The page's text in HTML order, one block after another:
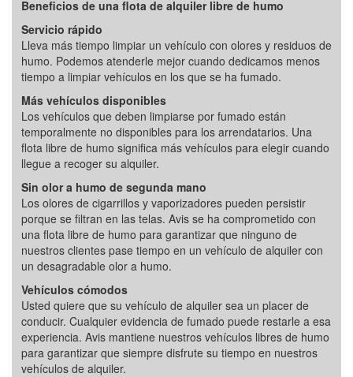
Beneficios de una flota de alquiler libre de humo
Servicio rápido
Lleva más tiempo limpiar un vehículo con olores y residuos de
humo. Podemos atenderle mejor cuando dedicamos menos
tiempo a limpiar vehículos en los que se ha fumado.
Más vehículos disponibles
Los vehículos que deben limpiarse por fumado están
temporalmente no disponibles para los arrendatarios. Una
flota libre de humo significa más vehículos para elegir cuando
llegue a recoger su alquiler.
Sin olor a humo de segunda mano
Los olores de cigarrillos y vaporizadores pueden persistir
porque se filtran en las telas. Avis se ha comprometido con
una flota libre de humo para garantizar que ninguno de
nuestros clientes pase tiempo en un vehículo de alquiler con
un desagradable olor a humo.
Vehículos cómodos
Usted quiere que su vehículo de alquiler sea un placer de
conducir. Cualquier evidencia de fumado puede restarle a esa
experiencia. Avis mantiene nuestros vehículos libres de humo
para garantizar que siempre disfrute su tiempo en nuestros
vehículos de alquiler.